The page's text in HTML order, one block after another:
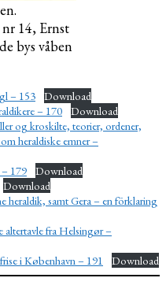
14, Ernst
bys våben
– 153 Download
– 170 Download
og kroskilte, teorier, ordener,
heraldiske emner –
179 Download
Download
samt Gera – en förklaring
altertavle fra Helsingør –
i København – 191
Download